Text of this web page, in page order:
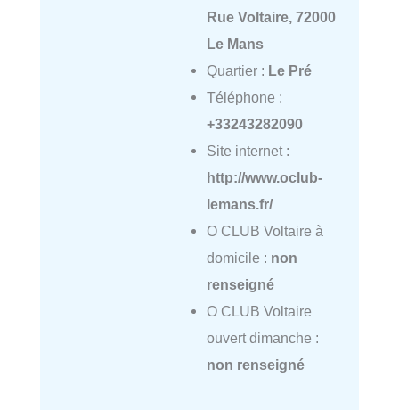
Rue Voltaire, 72000
Le Mans
Quartier : Le Pré
Téléphone :
+33243282090
Site internet :
http://www.oclub-
lemans.fr/
O CLUB Voltaire à
domicile : non
renseigné
O CLUB Voltaire
ouvert dimanche :
non renseigné